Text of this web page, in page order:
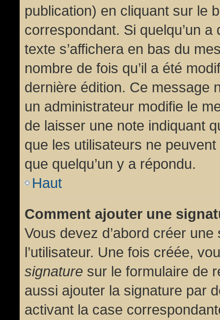
publication) en cliquant sur le
correspondant. Si quelqu’un
texte s’affichera en bas du
nombre de fois qu’il a été
dernière édition. Ce message
un administrateur modifie le
de laisser une note indiquant
que les utilisateurs ne
que quelqu’un y a répondu.
Haut
Comment ajouter une
Vous devez d’abord créer
l’utilisateur. Une fois créée,
signature sur le formulaire de
aussi ajouter la signature par
activant la case